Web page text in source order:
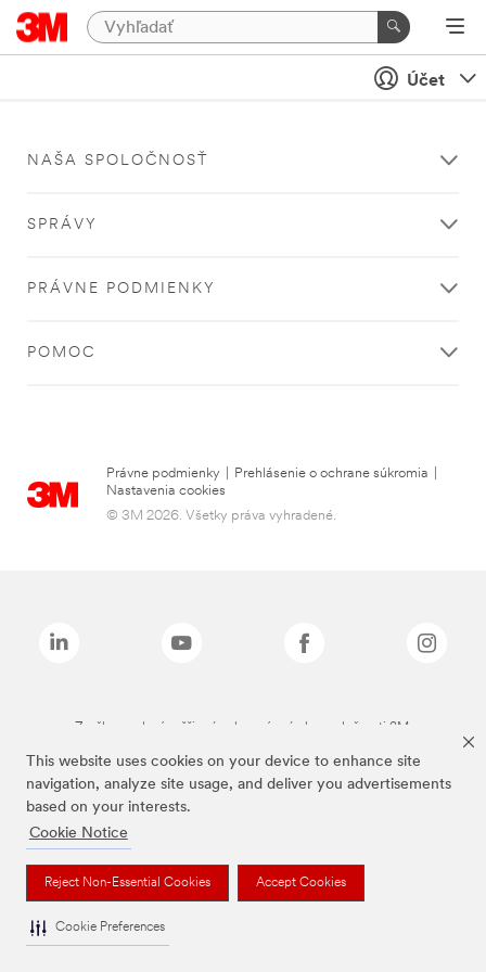
This website uses cookies on your device to enhance site
navigation, analyze site usage, and deliver you advertisements
based on your interests.
Cookie Notice
Reject Non-Essential Cookies Accept Cookies
Cookie Preferences
Účet
NAŠA SPOLOČNOSŤ
SPRÁVY
PRÁVNE PODMIENKY
POMOC
Právne podmienky Prehlásenie o ochrane súkromia
Nastavenia cookies
© 3M 2026. Všetky práva vyhradené.
Značky uvedené vyššie sú ochranné známky spoločnosti 3M.